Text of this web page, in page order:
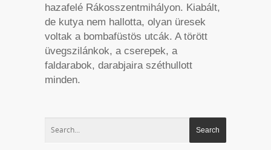
hazafelé Rákosszentmihályon. Kiabált,
de kutya nem hallotta, olyan üresek
voltak a bombafüstös utcák. A törött
üvegszilánkok, a cserepek, a
faldarabok, darabjaira széthullott
minden.